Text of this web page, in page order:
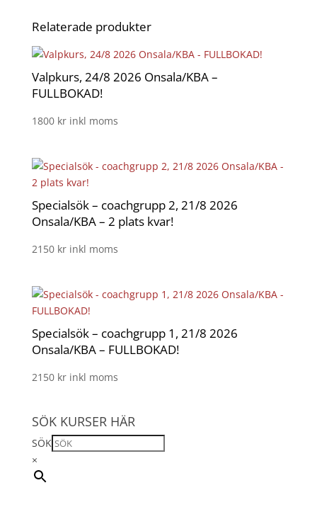
Relaterade produkter
Valpkurs, 24/8 2026 Onsala/KBA –
FULLBOKAD!
1800 kr inkl moms
Specialsök – coachgrupp 2, 21/8 2026
Onsala/KBA – 2 plats kvar!
2150 kr inkl moms
Specialsök – coachgrupp 1, 21/8 2026
Onsala/KBA – FULLBOKAD!
2150 kr inkl moms
SÖK KURSER HÄR
SÖK
×